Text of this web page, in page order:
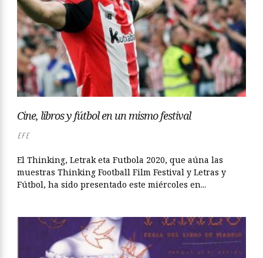
Cine, libros y fútbol en un mismo festival
EFE
El Thinking, Letrak eta Futbola 2020, que aúna las
muestras Thinking Football Film Festival y Letras y
Fútbol, ha sido presentado este miércoles en...